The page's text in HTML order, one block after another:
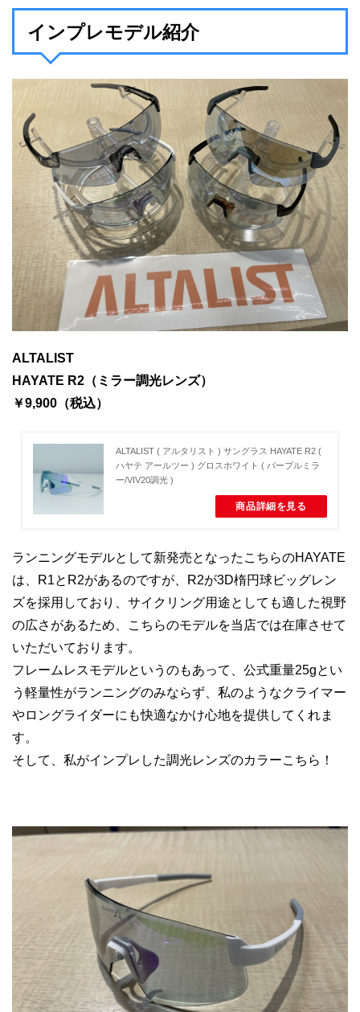
インプレモデル紹介
ALTALIST
HAYATE R2（ミラー調光レンズ）
￥9,900（税込）
ALTALIST ( アルタリスト ) サングラス HAYATE R2 (
ハヤテ アールツー ) グロスホワイト ( パープルミラ
ー/VIV20調光 )
商品詳細を見る
ランニングモデルとして新発売となったこちらのHAYATE
は、R1とR2があるのですが、R2が3D楕円球ビッグレン
ズを採用しており、サイクリング用途としても適した視野
の広さがあるため、こちらのモデルを当店では在庫させて
いただいております。
フレームレスモデルというのもあって、公式重量25gとい
う軽量性がランニングのみならず、私のようなクライマー
やロングライダーにも快適なかけ心地を提供してくれま
す。
そして、私がインプレした調光レンズのカラーこちら！